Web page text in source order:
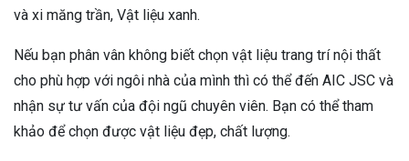
và xi măng trần, Vật liệu xanh.
Nếu bạn phân vân không biết chọn vật liệu trang trí nội thất
cho phù hợp với ngôi nhà của mình thì có thể đến AIC JSC và
nhận sự tư vấn của đội ngũ chuyên viên. Bạn có thể tham
khảo để chọn được vật liệu đẹp, chất lượng.